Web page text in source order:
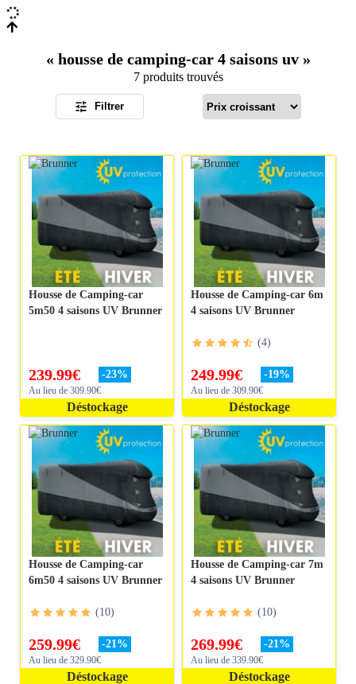
« housse de camping-car 4 saisons uv»
7 produits trouvés
Filtrer
Housse de Camping-car
5m50 4 saisons UV Brunner
239.99€ -23%
Au lieu de 309.90€
Déstockage
Housse de Camping-car 6m
4 saisons UV Brunner
(4)
249.99€ -19%
Au lieu de 309.90€
Déstockage
Housse de Camping-car
6m50 4 saisons UV Brunner
(10)
259.99€ -21%
Au lieu de 329.90€
Déstockage
Housse de Camping-car 7m
4 saisons UV Brunner
(10)
269.99€ -21%
Au lieu de 339.90€
Déstockage